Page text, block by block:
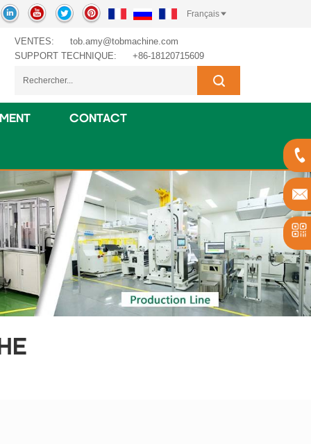
Français
VENTES:
tob.amy@tobmachine.com
SUPPORT TECHNIQUE:
+86-18120715609
CONTACT